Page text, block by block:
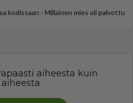
kodissaan - Millainen mies oli palvottu
aiheesta kuin
aiheesta